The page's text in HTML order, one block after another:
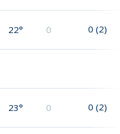
22° 0 0 (2)
23° 0 0 (2)